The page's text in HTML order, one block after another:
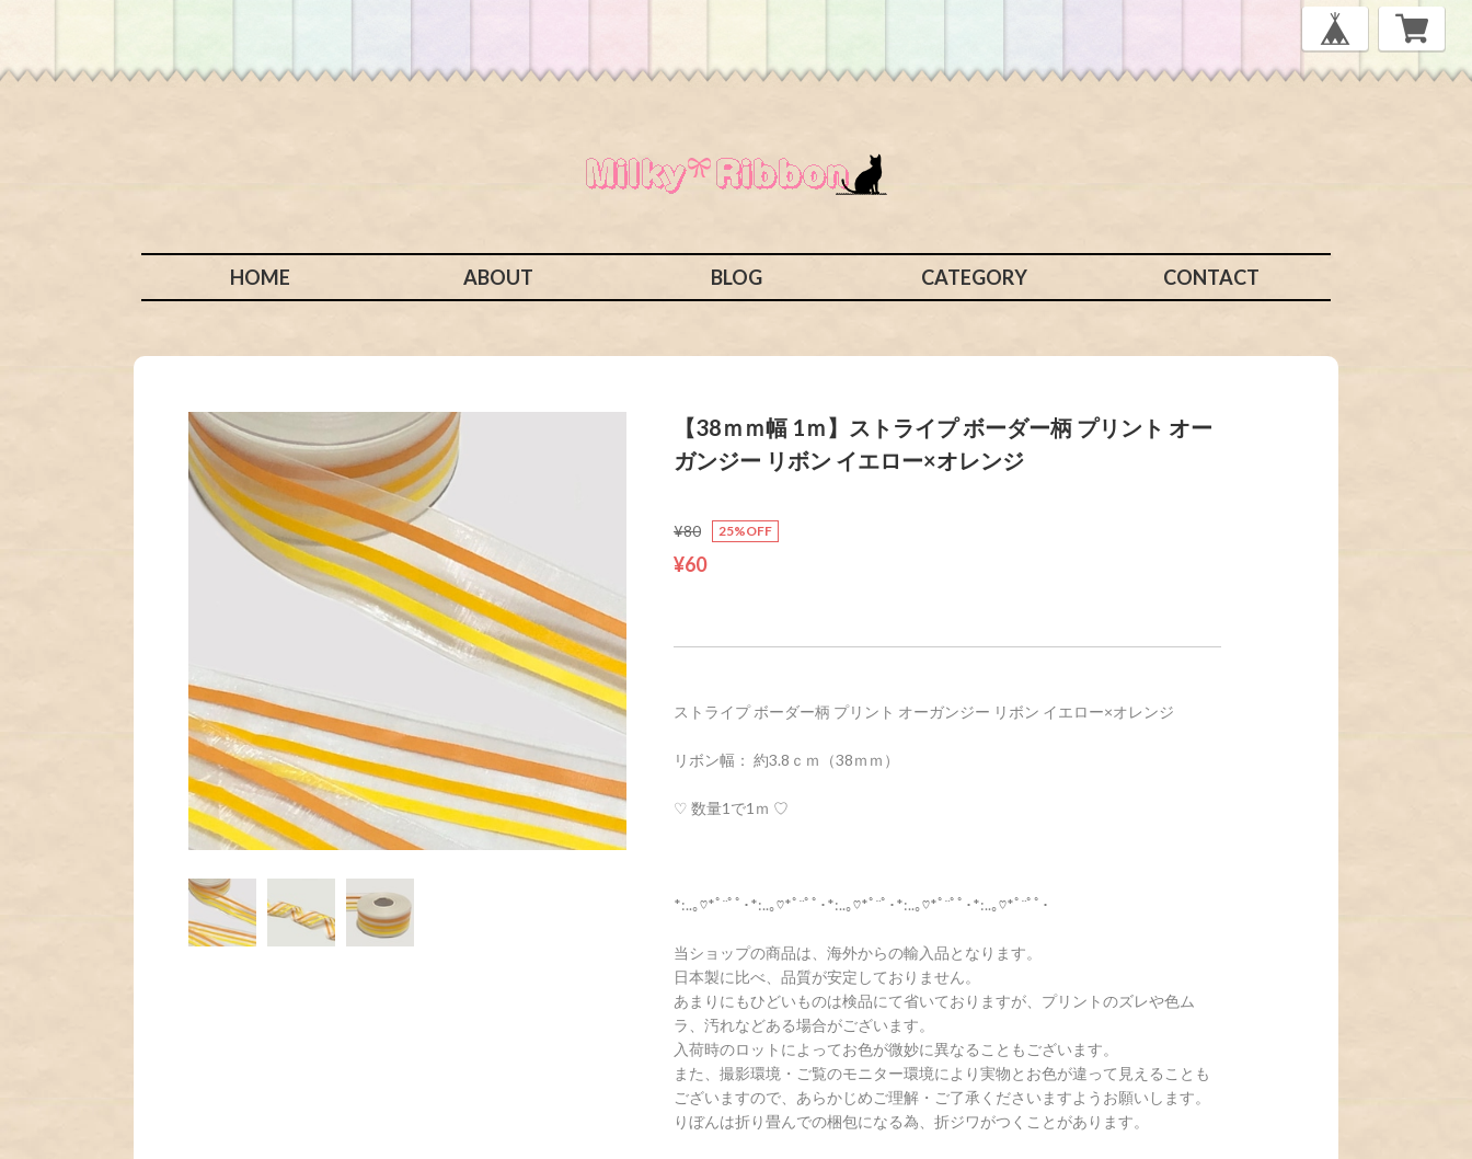
HOME ABOUT BLOG CATEGORY CONTACT
【38ｍｍ幅 1ｍ】ストライプ ボーダー柄 プリント オー
ガンジー リボン イエロー×オレンジ
¥80 25%OFF
¥60
ストライプ ボーダー柄 プリント オーガンジー リボン イエロー×オレンジ
リボン幅： 約3.8ｃｍ（38ｍｍ）
♡ 数量1で1ｍ ♡
*:..｡♡*ﾟ¨ﾟﾟ･*:..｡♡*ﾟ¨ﾟﾟ･*:..｡♡*ﾟ¨ﾟ･*:..｡♡*ﾟ¨ﾟﾟ･*:..｡♡*ﾟ¨ﾟﾟ･
当ショップの商品は、海外からの輸入品となります。
日本製に比べ、品質が安定しておりません。
あまりにもひどいものは検品にて省いておりますが、プリントのズレや色ム
ラ、汚れなどある場合がございます。
入荷時のロットによってお色が微妙に異なることもございます。
また、撮影環境・ご覧のモニター環境により実物とお色が違って見えることも
ございますので、あらかじめご理解・ご了承くださいますようお願いします。
りぼんは折り畳んでの梱包になる為、折ジワがつくことがあります。